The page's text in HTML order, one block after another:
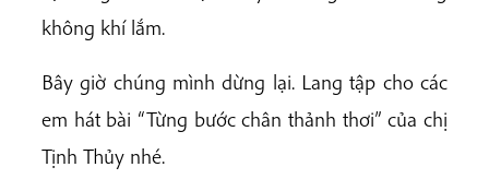
không khí lắm.
Bây giờ chúng mình dừng lại. Lang tập cho các
em hát bài “Từng bước chân thảnh thơi” của chị
Tịnh Thủy nhé.